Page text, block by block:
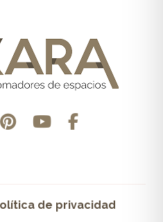
de privacidad